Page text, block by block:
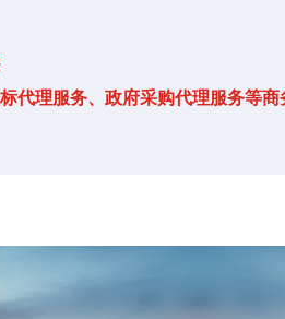
代理服务、政府采购代理服务等商